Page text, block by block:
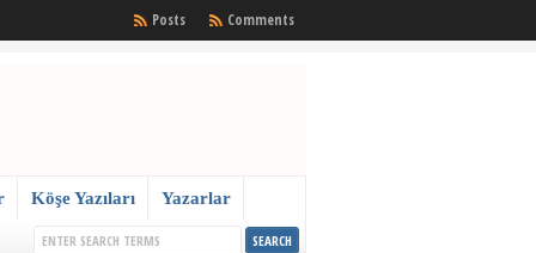
Comments
Posts
Köşe Yazıları Yazarlar